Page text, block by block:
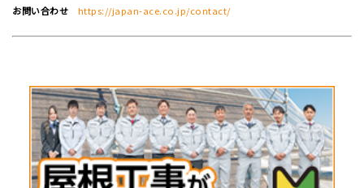
お問い合わせ https://japan-ace.co.jp/contact/